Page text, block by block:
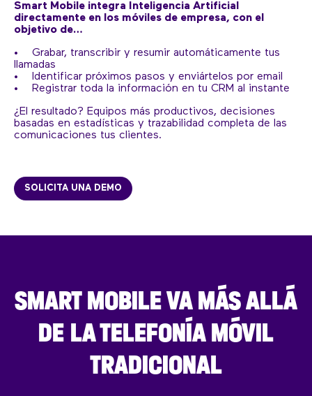
Smart Mobile integra Inteligencia Artificial
directamente en los móviles de empresa, con el
objetivo de…
• Grabar, transcribir y resumir automáticamente tus
llamadas
• Identificar próximos pasos y enviártelos por email
• Registrar toda la información en tu CRM al instante
¿El resultado? Equipos más productivos, decisiones
basadas en estadísticas y trazabilidad completa de las
comunicaciones tus clientes.
SOLICITA UNA DEMO
SMART MOBILE VA MÁS ALLÁ
DE LA TELEFONÍA MÓVIL
TRADICIONAL